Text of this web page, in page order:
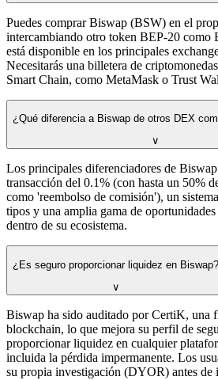
Puedes comprar Biswap (BSW) en el
intercambiando otro token BEP-20
está disponible en los principales
Necesitarás una billetera de
Smart Chain, como MetaMask o Trust
¿Qué diferencia a Biswap de otros DEX
∨
Los principales diferenciadores de
transacción del 0.1% (con hasta un 50%
como 'reembolso de comisión'), un
tipos y una amplia gama de
dentro de su ecosistema.
¿Es seguro proporcionar liquidez en Biswap?
∨
Biswap ha sido auditado por CertiK, una
blockchain, lo que mejora su perfil de
proporcionar liquidez en cualquier
incluida la pérdida impermanente. Los
su propia investigación (DYOR) antes de